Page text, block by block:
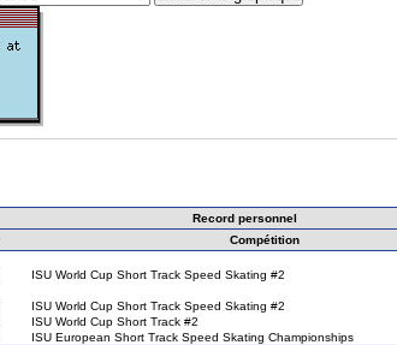
Record personnel
Compétition
ISU World Cup Short Track Speed Skating #2
ISU World Cup Short Track Speed Skating #2
ISU World Cup Short Track #2
ISU European Short Track Speed Skating Championships